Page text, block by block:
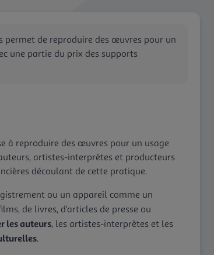
permet de reproduire des œuvres pour un
une partie du prix des supports
à reproduire des œuvres pour un usage
artistes-interprètes et producteurs
découlant de cette pratique.
ou un appareil comme un
de livres, d'articles de presse ou
les auteurs, les artistes-interprètes et les
.